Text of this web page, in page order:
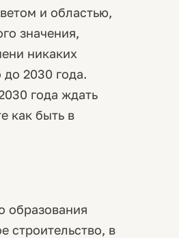
и областью,
значения,
никаких
до 2030 года.
года ждать
как быть в
образования
строительство, в